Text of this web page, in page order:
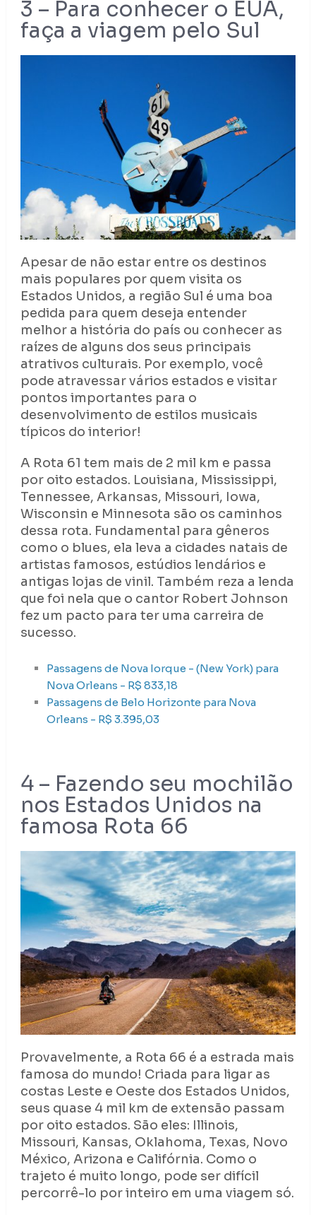
3 – Para conhecer o EUA,
faça a viagem pelo Sul
Apesar de não estar entre os destinos
mais populares por quem visita os
Estados Unidos, a região Sul é uma boa
pedida para quem deseja entender
melhor a história do país ou conhecer as
raízes de alguns dos seus principais
atrativos culturais. Por exemplo, você
pode atravessar vários estados e visitar
pontos importantes para o
desenvolvimento de estilos musicais
típicos do interior!
A Rota 61 tem mais de 2 mil km e passa
por oito estados. Louisiana, Mississippi,
Tennessee, Arkansas, Missouri, Iowa,
Wisconsin e Minnesota são os caminhos
dessa rota. Fundamental para gêneros
como o blues, ela leva a cidades natais de
artistas famosos, estúdios lendários e
antigas lojas de vinil. Também reza a lenda
que foi nela que o cantor Robert Johnson
fez um pacto para ter uma carreira de
sucesso.
Passagens de Nova Iorque - (New York) para
Nova Orleans - R$ 833,18
Passagens de Belo Horizonte para Nova
Orleans - R$ 3.395,03
4 – Fazendo seu mochilão
nos Estados Unidos na
famosa Rota 66
Provavelmente, a Rota 66 é a estrada mais
famosa do mundo! Criada para ligar as
costas Leste e Oeste dos Estados Unidos,
seus quase 4 mil km de extensão passam
por oito estados. São eles: Illinois,
Missouri, Kansas, Oklahoma, Texas, Novo
México, Arizona e Califórnia. Como o
trajeto é muito longo, pode ser difícil
percorrê-lo por inteiro em uma viagem só.